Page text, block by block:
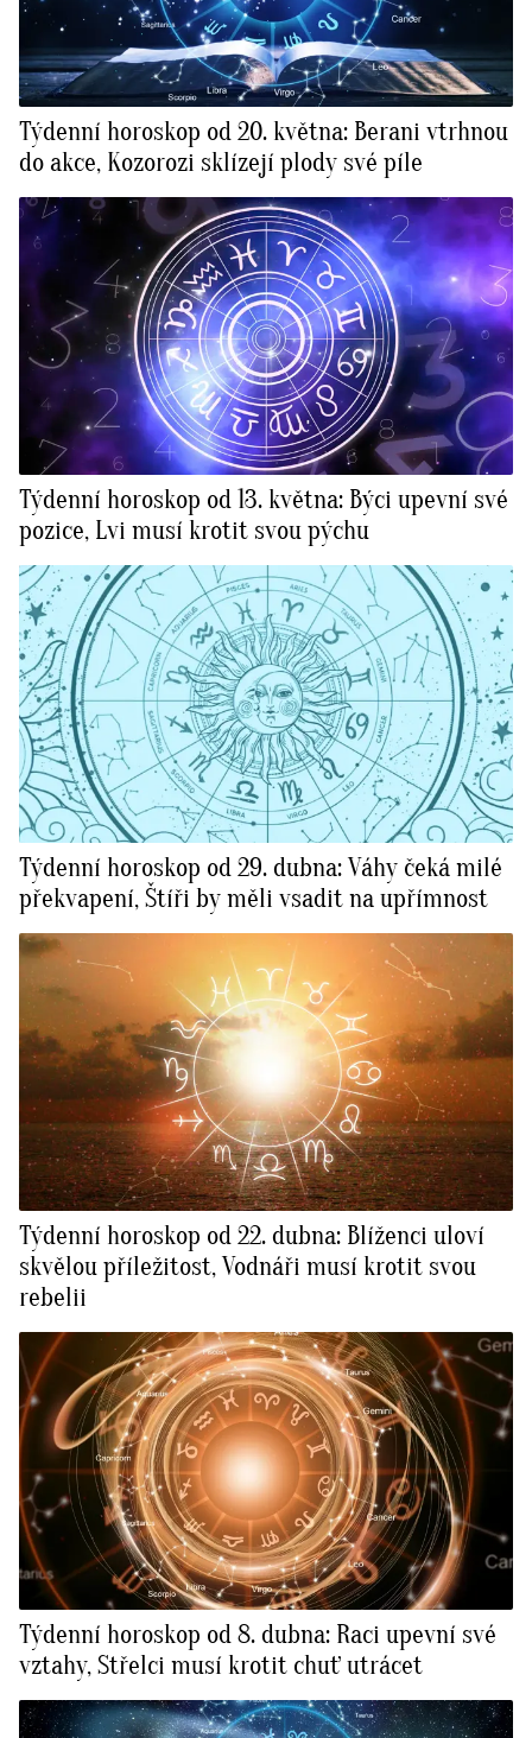
Týdenní horoskop od 20. května: Berani vtrhnou
do akce, Kozorozi sklízejí plody své píle
Týdenní horoskop od 13. května: Býci upevní své
pozice, Lvi musí krotit svou pýchu
Týdenní horoskop od 29. dubna: Váhy čeká milé
překvapení, Štíři by měli vsadit na upřímnost
Týdenní horoskop od 22. dubna: Blíženci uloví
skvělou příležitost, Vodnáři musí krotit svou
rebelii
Týdenní horoskop od 8. dubna: Raci upevní své
vztahy, Střelci musí krotit chuť utrácet